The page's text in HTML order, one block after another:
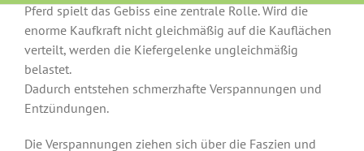
Pferd spielt das Gebiss eine zentrale Rolle. Wird die
enorme Kaufkraft nicht gleichmäßig auf die Kauflächen
verteilt, werden die Kiefergelenke ungleichmäßig
belastet.
Dadurch entstehen schmerzhafte Verspannungen und
Entzündungen.
Die Verspannungen ziehen sich über die Faszien und